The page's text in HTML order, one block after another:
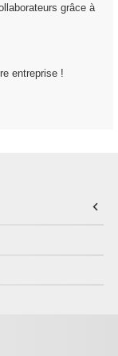
grâce à
entreprise !